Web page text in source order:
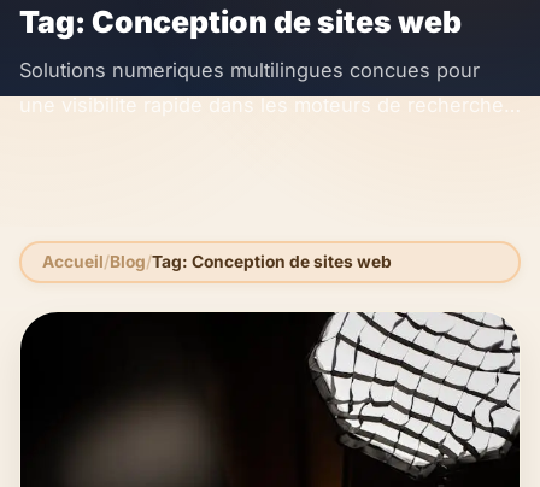
Tag: Conception de sites web
Solutions numeriques multilingues concues pour
une visibilite rapide dans les moteurs de recherche
Accueil Blog Tag: Conception de sites web